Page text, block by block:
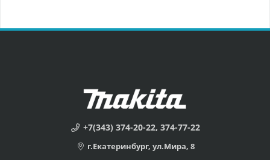
+7(343) 374-20-22, 374-77-22
г.Екатеринбург, ул.Мира, 8